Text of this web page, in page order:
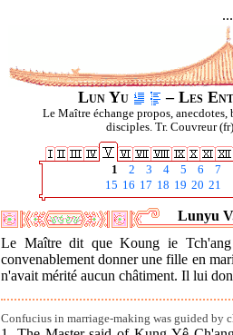
...
Lun Yu – Les
Le Maître échange propos, anecdotes,
disciples. Tr. Couvreur
1 2 3 4 5 6 7
15 16 17 18 19 20 21
Lunyu
Le Maître dit que Koung ie
convenablement donner une fille en
n'avait mérité aucun châtiment. Il lui
Confucius in marriage-making was guided by